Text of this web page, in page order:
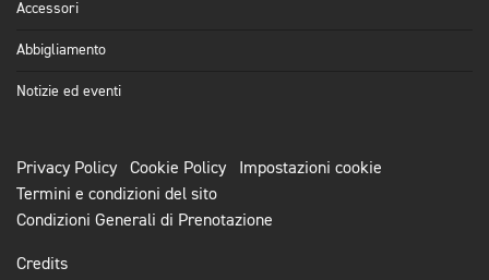
Accessori
Abbigliamento
Notizie ed eventi
Privacy Policy Cookie Policy
Impostazioni cookie
Termini e condizioni del sito
Condizioni Generali di Prenotazione
Credits